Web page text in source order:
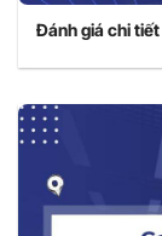
Đánh giá chi